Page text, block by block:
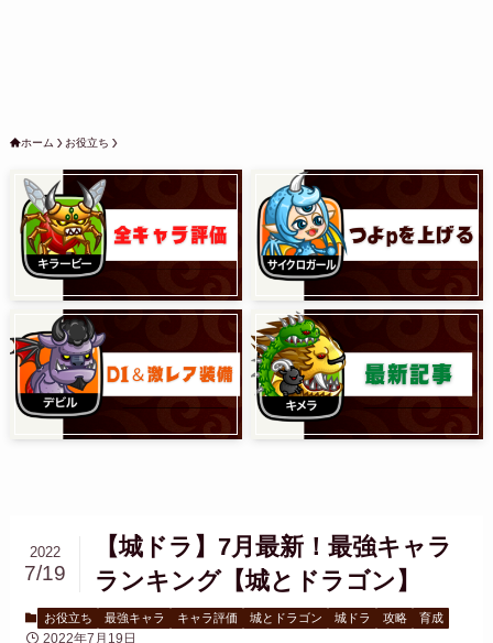
ホーム お役立ち
【城ドラ】7月最新！最強キャラ
ランキング【城とドラゴン】
2022
7/19
お役立ち 最強キャラ キャラ評価 城とドラゴン 城ドラ 攻略 育成
2022年7月19日